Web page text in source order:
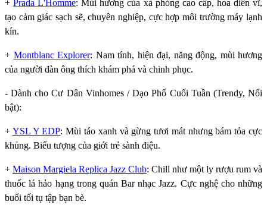
+Prada L'Homme: Mùi hương của xà phòng cao cấp, hoa diên vĩ,
tạo cảm giác sạch sẽ, chuyên nghiệp, cực hợp môi trường máy lạnh
kín.
+ Montblanc Explorer: Nam tính, hiện đại, năng động, mùi hương
của người đàn ông thích khám phá và chinh phục.
- Dành cho Cư Dân Vinhomes / Dạo Phố Cuối Tuần (Trendy, Nổi
bật):
+ YSL Y EDP: Mùi táo xanh và gừng tươi mát nhưng bám tỏa cực
khủng. Biểu tượng của giới trẻ sành điệu.
+ Maison Margiela Replica Jazz Club: Chill như một ly rượu rum và
thuốc lá hảo hạng trong quán Bar nhạc Jazz. Cực nghệ cho những
buổi tối tụ tập bạn bè.